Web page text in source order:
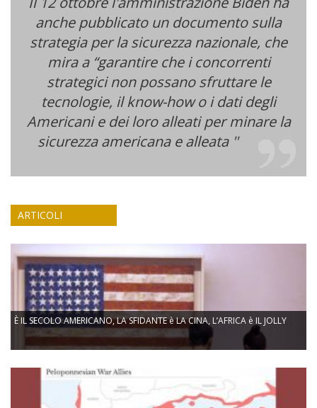
anche pubblicato un documento sulla
strategia per la sicurezza nazionale, che
mira a “garantire che i concorrenti
strategici non possano sfruttare le
tecnologie, il know-how o i dati degli
Americani e dei loro alleati per minare la
sicurezza americana e alleata ''
ARTICOLI
È IL SECOLO AMERICANO, LA SFIDANTE è LA CINA, L’AFRICA è IL JOLLY